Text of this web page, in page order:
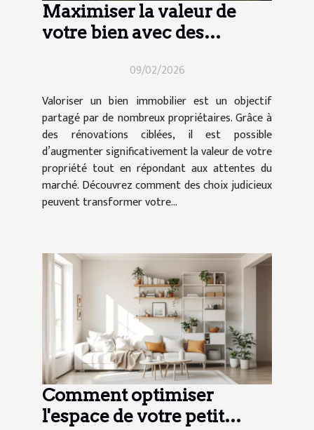
Maximiser la valeur de
votre bien avec des
09/02/2026
Valoriser un bien immobilier est un objectif
partagé par de nombreux propriétaires. Grâce à
des rénovations ciblées, il est possible
d’augmenter significativement la valeur de votre
propriété tout en répondant aux attentes du
marché. Découvrez comment des choix judicieux
peuvent transformer votre...
Comment optimiser
l'espace de votre petit